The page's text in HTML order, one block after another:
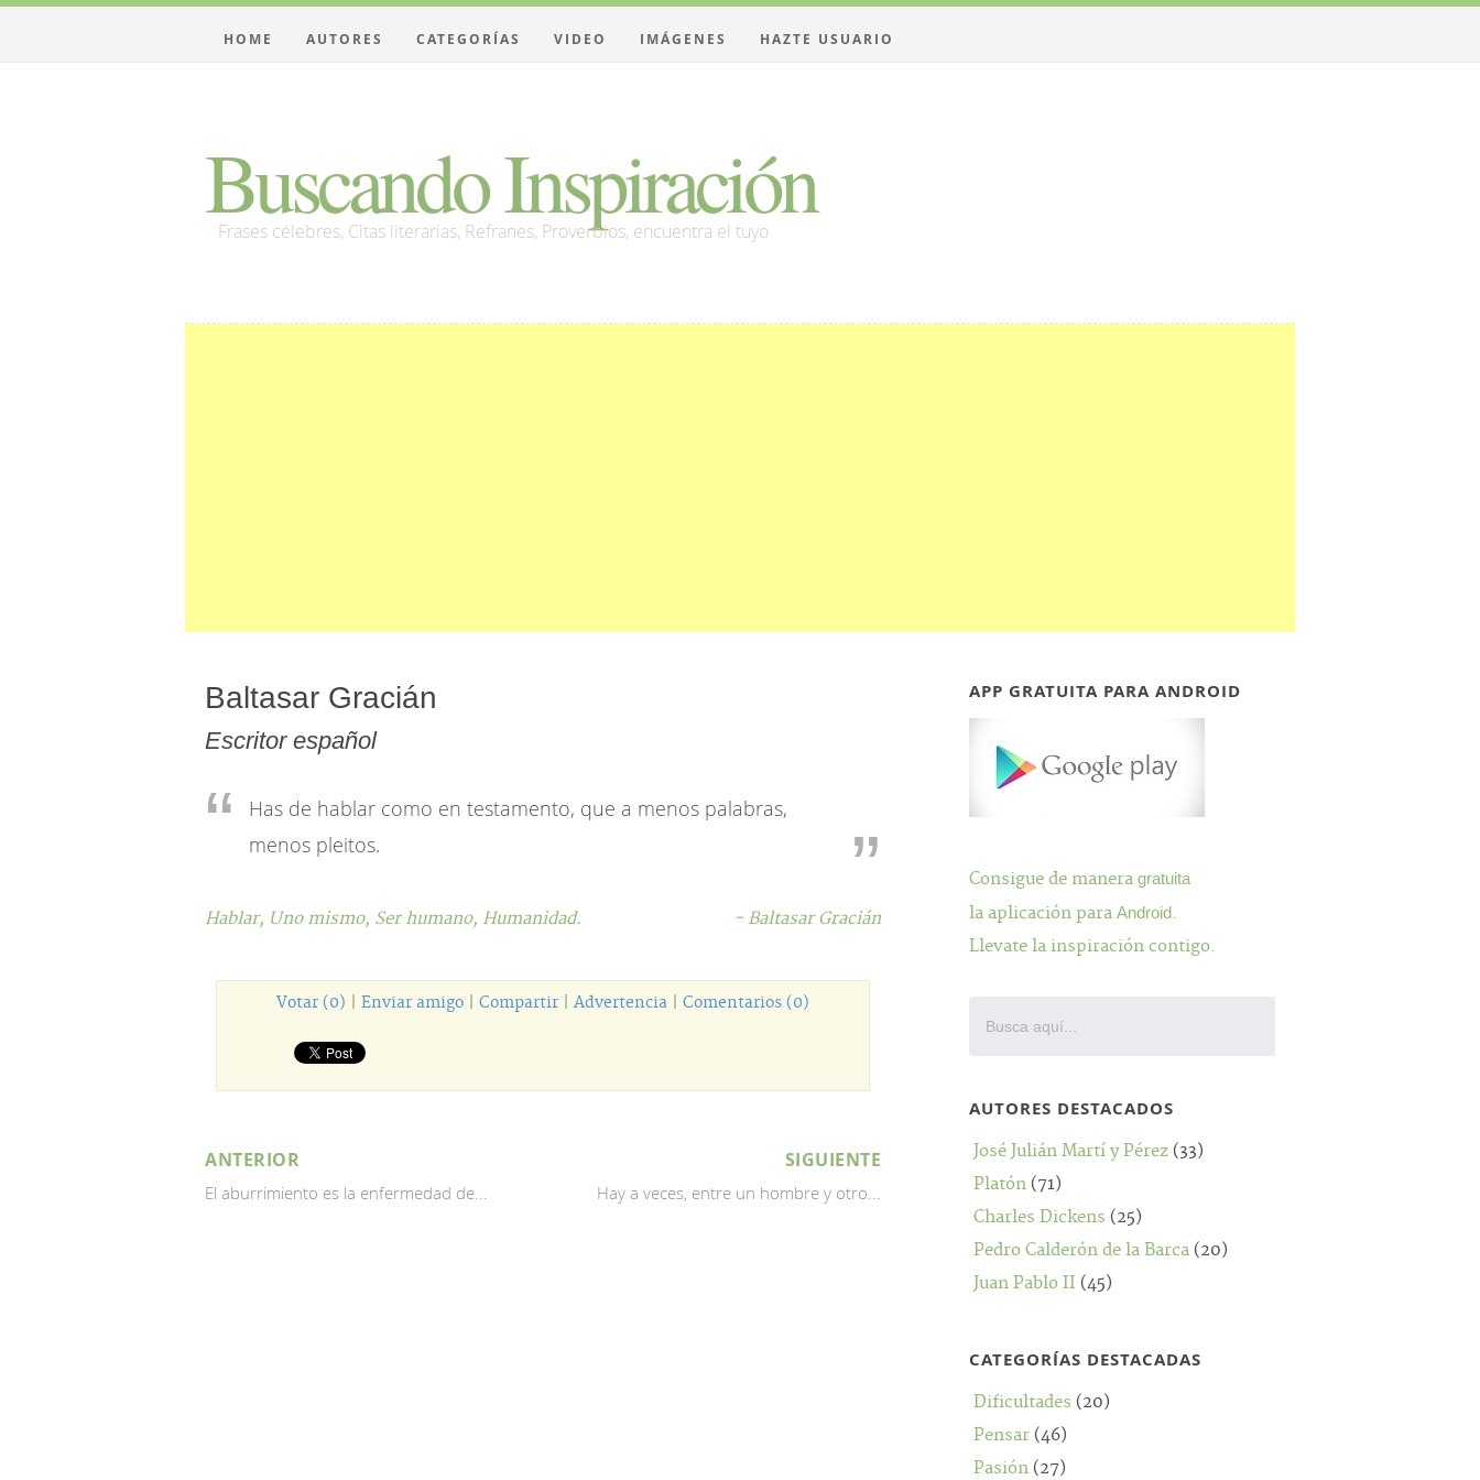
Buscando Inspiración
Frases célebres, Citas literarias, Refranes, Proverbios, encuentra el tuyo
HOME AUTORES CATEGORÍAS VIDEO IMÁGENES HAZTE USUARIO
Baltasar Gracián
Escritor español
Has de hablar como en testamento, que a menos palabras,
menos pleitos.
Hablar, Uno mismo, Ser humano, Humanidad. - Baltasar Gracián
Votar (0) Enviar amigo Compartir Advertencia Comentarios (0)
ANTERIOR
El aburrimiento es la enfermedad de...
SIGUIENTE
Hay a veces, entre un hombre y otro...
APP GRATUITA PARA ANDROID
Consigue de maneragratuita
la aplicación paraAndroid.
Llevate la inspiración contigo.
AUTORES DESTACADOS
José Julián Martí y Pérez (33)
Platón (71)
Charles Dickens (25)
Pedro Calderón de la Barca (20)
Juan Pablo II (45)
CATEGORÍAS DESTACADAS
Dificultades (20)
Pensar (46)
Pasión (27)